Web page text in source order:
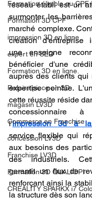
Formation éligible au CPF
Formation 3D CPF
impression 3D en ligne
expert en SEO
Formation 3D en ligne.
Refaire piece en 3D
magasin LV3D
Commerce en Franchise
concession LV3D
Franchise LV3D
Formation 3D QUALIOPI
CREALITY SPARKX i7
réseau établi est un
surmonter les
marché complexe.
création d'entreprise
une enseigne
bénéficier d'une
auprès des clients qui
expertise pointue.
cette réussite réside
concessionnaire
l'impression 3d à la
service flexible qui
aux besoins des
des industriels.
garantit un flux de
renforçant ainsi la
la structure dès son